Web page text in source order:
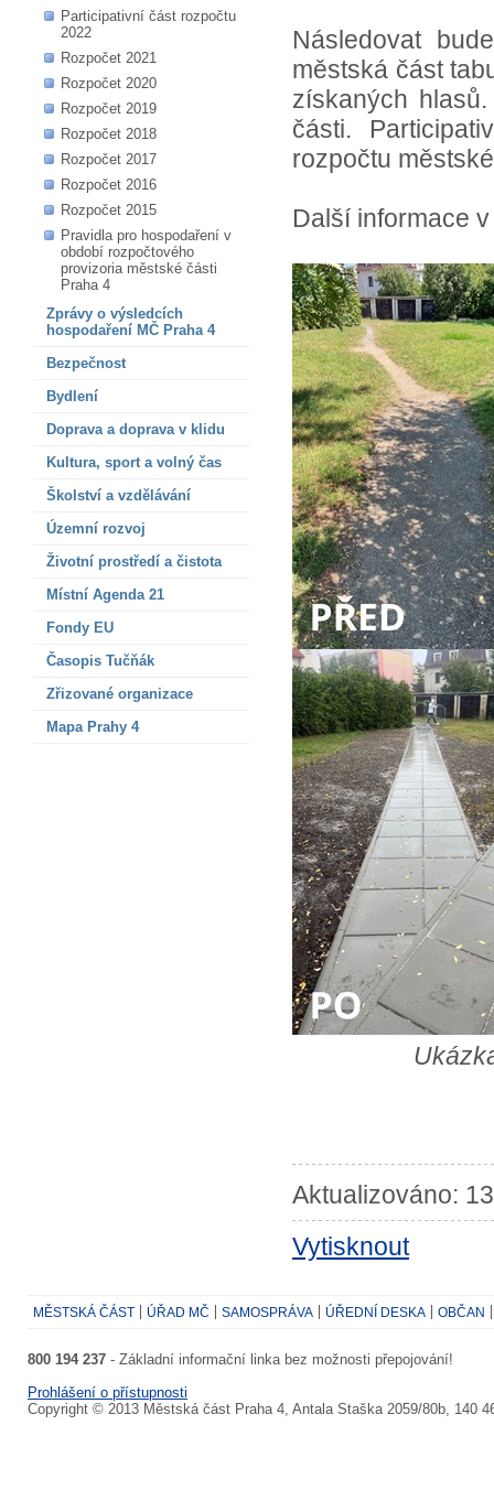
Participativní část rozpočtu
2022
Rozpočet 2021
Rozpočet 2020
Rozpočet 2019
Rozpočet 2018
Rozpočet 2017
Rozpočet 2016
Rozpočet 2015
Pravidla pro hospodaření v
období rozpočtového
provizoria městské části
Praha 4
Zprávy o výsledcích
hospodaření MČ Praha 4
Bezpečnost
Bydlení
Doprava a doprava v klidu
Kultura, sport a volný čas
Školství a vzdělávání
Územní rozvoj
Životní prostředí a čistota
Místní Agenda 21
Fondy EU
Časopis Tučňák
Zřizované organizace
Mapa Prahy 4
Následovat
městská část
získaných
části.
rozpočtu
Další informace
Aktualizováno:
Vytisknout
MĚSTSKÁ ČÁST ÚŘAD MČ SAMOSPRÁVA ÚŘEDNÍ DESKA OBČAN
800 194 237 - Základní informační linka bez možnosti přepojování!
Prohlášení o přístupnosti
Copyright © 2013 Městská část Praha 4, Antala Staška 2059/80b, 140